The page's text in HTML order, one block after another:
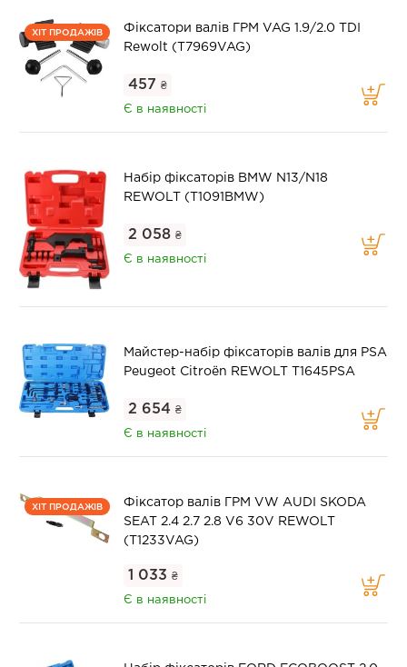
ХІТ ПРОДАЖІВ
Фіксатори валів ГРМ VAG 1.9/2.0 TDI
Rewolt (T7969VAG)
457 ₴
Є в наявності
Набір фіксаторів BMW N13/N18
REWOLT (T1091BMW)
2 058 ₴
Є в наявності
Майстер-набір фіксаторів валів для PSA
Peugeot Citroën REWOLT T1645PSA
2 654 ₴
Є в наявності
ХІТ ПРОДАЖІВ
Фіксатор валів ГРМ VW AUDI SKODA
SEAT 2.4 2.7 2.8 V6 30V REWOLT
(T1233VAG)
1 033 ₴
Є в наявності